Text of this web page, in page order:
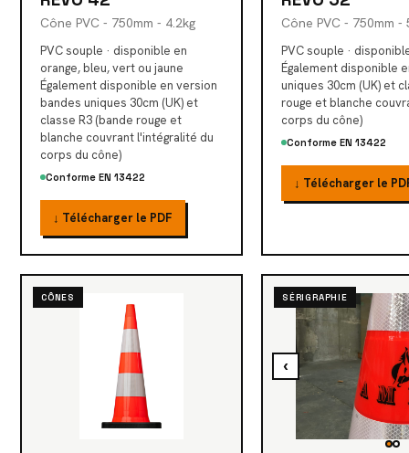
Cône PVC - 750mm - 4.2kg
PVC souple · disponible en
orange, bleu, vert ou jaune
Également disponible en version
bandes uniques 30cm (UK) et
classe R3 (bande rouge et
blanche couvrant l'intégralité du
corps du cône)
Conforme EN 13422
↓ Télécharger le PDF
Cône PVC - 750mm -
PVC souple ·
Également disponible
uniques 30cm (UK) et
rouge et blanche
corps du cône)
Conforme EN 13422
↓ Télécharger le
CÔNES SÉRIGRAPHIE
‹